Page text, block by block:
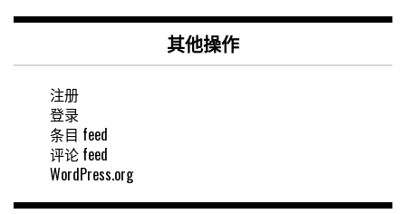
其他操作
注册
登录
条目 feed
评论 feed
WordPress.org